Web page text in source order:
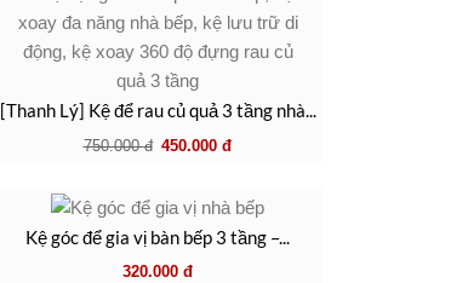
[Thanh Lý] Kệ để rau củ quả 3 tầng nhà...
750.000đ 450.000đ
Kệ góc để gia vị bàn bếp 3 tầng –...
320.000 đ